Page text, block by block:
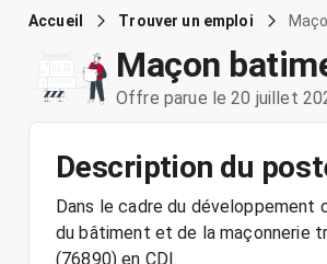
Accueil Trouver un emploi
Maçon
Offre parue le 20 juillet
Description du
Dans le cadre du développement
du bâtiment et de la maçonnerie
(76890) en CDI.